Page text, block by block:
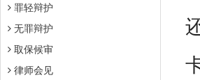
罪轻辩护
无罪辩护
取保候审
律师会见